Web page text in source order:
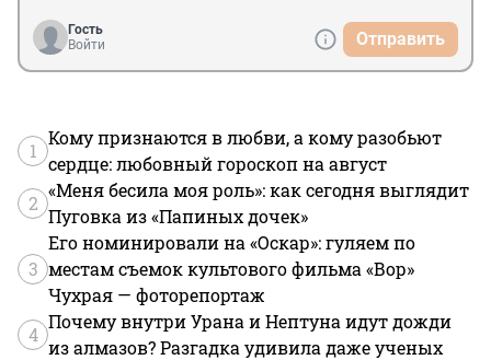
Гость
Войти
Отправить
1
Кому признаются в любви, а кому разобьют
сердце: любовный гороскоп на август
2
«Меня бесила моя роль»: как сегодня выглядит
Пуговка из «Папиных дочек»
3
Его номинировали на «Оскар»: гуляем по
местам съемок культового фильма «Вор»
Чухрая — фоторепортаж
4
Почему внутри Урана и Нептуна идут дожди
из алмазов? Разгадка удивила даже ученых